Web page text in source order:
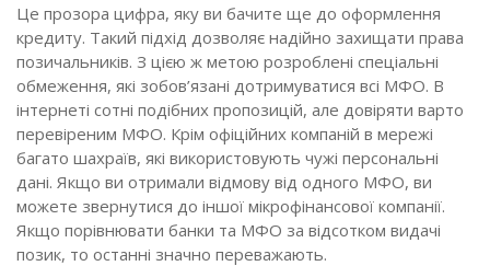
Це прозора цифра, яку ви бачите ще до оформлення
кредиту. Такий підхід дозволяє надійно захищати права
позичальників. З цією ж метою розроблені спеціальні
обмеження, які зобов’язані дотримуватися всі МФО. В
інтернеті сотні подібних пропозицій, але довіряти варто
перевіреним МФО. Крім офіційних компаній в мережі
багато шахраїв, які використовують чужі персональні
дані. Якщо ви отримали відмову від одного МФО, ви
можете звернутися до іншої мікрофінансової компанії.
Якщо порівнювати банки та МФО за відсотком видачі
позик, то останні значно переважають.